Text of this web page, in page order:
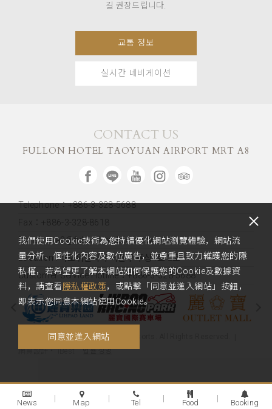
길 권장드립니다.
교통 정보
실시간 네비게이션
CONTACT US
FULLON HOTEL TAOYUAN AIRPORT MRT A8
Telephone：+886-3-328-5688
Fax：+886-3-328-8618
E-mail : lka8@fullon-hotels.com.tw
Location :타오위안시 구이산구 푸싱1로 2호
Customer Service Hotline：+886-3-328-5688
Copyright 2020 Fullon Hotels & Resorts. All Rights Reserved.
網頁設計‧iBest 법률 성명
我們使用Cookie技術為您持續優化網站瀏覽體驗，網站流
量分析、個性化內容及數位廣告，並尊重且致力維護您的隱
私權，若希望更了解本網站如何保護您的Cookie及數據資
料，請查看 隱私權政策，或點擊「同意並進入網站」按鈕，
即表示您同意本網站使用Cookie。
同意並進入網站
News Map Tel Food Booking